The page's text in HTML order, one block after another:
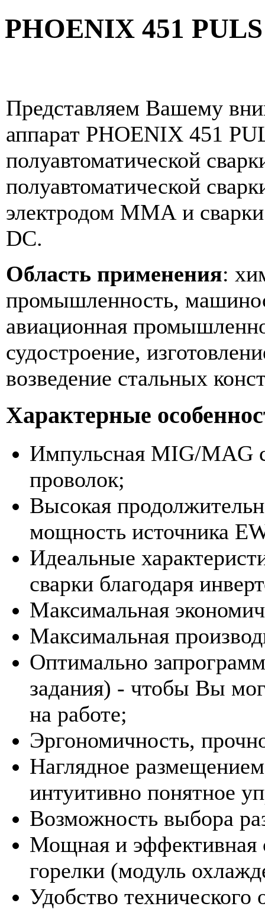
PHOENIX 451 PULS
Представляем Вашему
аппарат PHOENIX 451
полуавтоматической
полуавтоматической
электродом MMA и
DC.
Область применения:
промышленность,
авиационная
судостроение,
возведение стальных
Характерные
Импульсная MIG/MAG
проволок;
Высокая
мощность источника
Идеальные
сварки благодаря
Максимальная
Максимальная
Оптимально
задания) - чтобы Вы
на работе;
Эргономичность,
Наглядное
интуитивно понятное
Возможность выбора
Мощная и эффективная
горелки (модуль
Удобство технического